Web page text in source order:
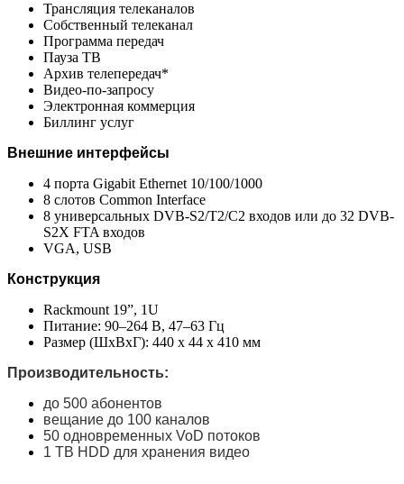
Трансляция телеканалов
Собственный телеканал
Программа передач
Пауза ТВ
Архив телепередач*
Видео-по-запросу
Электронная коммерция
Биллинг услуг
Внешние интерфейсы
4 порта Gigabit Ethernet 10/100/1000
8 слотов Common Interface
8 универсальных DVB-S2/T2/C2 входов или до 32 DVB-
S2X FTA входов
VGA, USB
Конструкция
Rackmount 19”, 1U
Питание: 90–264 В, 47–63 Гц
Размер (ШхВхГ): 440 х 44 х 410 мм
Производительность:
до 500 абонентов
вещание до 100 каналов
50 одновременных VoD потоков
1 TB HDD для хранения видео